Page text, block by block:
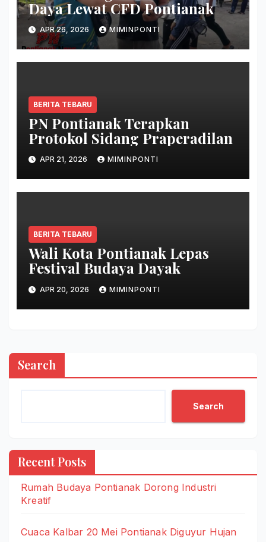
Daya Lewat CFD Pontianak
APR 26, 2026 MIMINPONTI
BERITA TEBARU
PN Pontianak Terapkan
Protokol Sidang Praperadilan
APR 21, 2026 MIMINPONTI
BERITA TEBARU
Wali Kota Pontianak Lepas
Festival Budaya Dayak
APR 20, 2026 MIMINPONTI
Search
Search
Recent Posts
Rumah Budaya Pontianak Dorong Industri
Kreatif
Cuaca Kalbar 20 Mei Pontianak Diguyur Hujan